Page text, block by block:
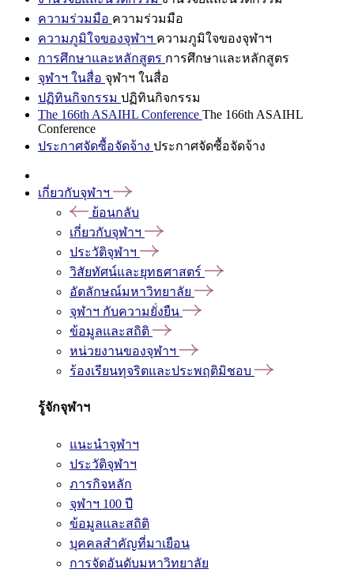
ความร่วมมือ ความร่วมมือ
ความภูมิใจของจุฬาฯ ความภูมิใจของจุฬาฯ
การศึกษาและหลักสูตร การศึกษาและหลักสูตร
จุฬาฯ ในสื่อ จุฬาฯ ในสื่อ
ปฏิทินกิจกรรม ปฏิทินกิจกรรม
The 166th ASAIHL Conference The 166th ASAIHL
Conference
ประกาศจัดซื้อจัดจ้าง ประกาศจัดซื้อจัดจ้าง
เกี่ยวกับจุฬาฯ
ย้อนกลับ
เกี่ยวกับจุฬาฯ
ประวัติจุฬาฯ
วิสัยทัศน์และยุทธศาสตร์
อัตลักษณ์มหาวิทยาลัย
จุฬาฯ กับความยั่งยืน
ข้อมูลและสถิติ
หน่วยงานของจุฬาฯ
ร้องเรียนทุจริตและประพฤติมิชอบ
รู้จักจุฬาฯ
แนะนำจุฬาฯ
ประวัติจุฬาฯ
ภารกิจหลัก
จุฬาฯ 100 ปี
ข้อมูลและสถิติ
บุคคลสำคัญที่มาเยือน
การจัดอันดับมหาวิทยาลัย